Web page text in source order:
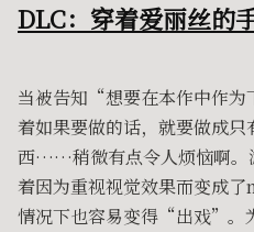
DLC：穿着爱丽丝的
当被告知“想要在本作中作
着如果要做的话，就要做成
西……稍微有点令人烦恼啊。
着因为重视视觉效果而变成
情况下也容易变得“出戏”。